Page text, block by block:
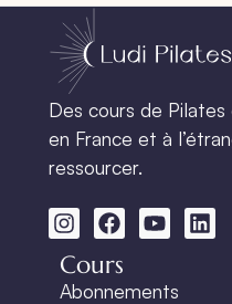
Des cours de
en France et à
ressourcer.
Cours
Abonnements